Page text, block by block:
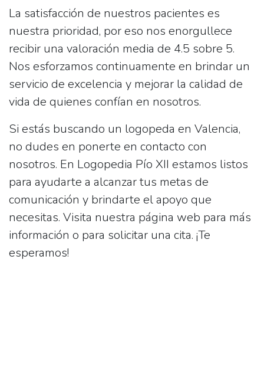
La satisfacción de nuestros pacientes es
nuestra prioridad, por eso nos enorgullece
recibir una valoración media de 4.5 sobre 5.
Nos esforzamos continuamente en brindar un
servicio de excelencia y mejorar la calidad de
vida de quienes confían en nosotros.
Si estás buscando un logopeda en Valencia,
no dudes en ponerte en contacto con
nosotros. En Logopedia Pío XII estamos listos
para ayudarte a alcanzar tus metas de
comunicación y brindarte el apoyo que
necesitas. Visita nuestra página web para más
información o para solicitar una cita. ¡Te
esperamos!